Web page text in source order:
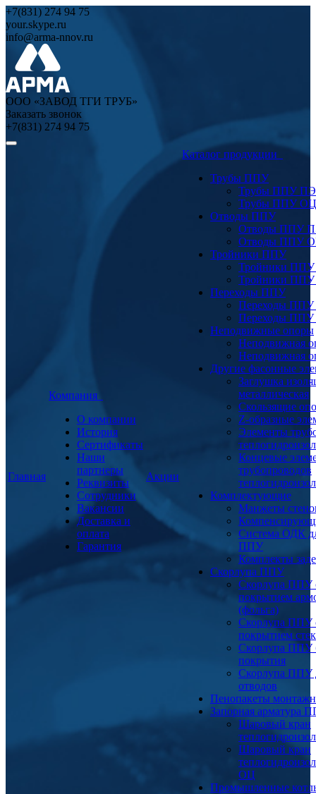
+7(831) 274 94 75
your.skype.ru
info@arma-nnov.ru
ООО «ЗАВОД ТГИ ТРУБ»
Заказать звонок
+7(831) 274 94 75
Главная
Компания
О компании
История
Сертификаты
Наши
партнеры
Реквизиты
Сотрудники
Вакансии
Доставка и
оплата
Гарантия
Акции
Каталог продукции
Трубы ППУ
Трубы ППУ ПЭ
Трубы ППУ ОЦ
Отводы ППУ
Отводы ППУ
Отводы ППУ
Тройники ППУ
Тройники
Тройники
Переходы ППУ
Переходы
Переходы
Неподвижные опоры
Неподвижная
Неподвижная
Другие фасонные
Заглушка
металлическая
Скользящие
Z-образные
Элементы
Концевые
трубопроводов
Комплектующие
Манжеты
Система ОДК
ППУ
Комплекты
Скорлупа ППУ
Скорлупа ППУ
покрытием
(фольга)
Скорлупа ППУ
покрытием
Скорлупа ППУ
покрытия
Скорлупа ППУ
отводов
Пенопакеты
Запорная арматура
Шаровый кран
Шаровый кран
ОЦ
Промышленные